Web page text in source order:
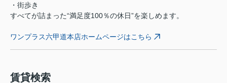
・街歩き
すべてが詰まった“満足度100％の休日”を楽しめます。
ワンプラス六甲道本店ホームページはこちら
賃貸検索